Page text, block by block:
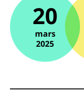
20
mars
2025